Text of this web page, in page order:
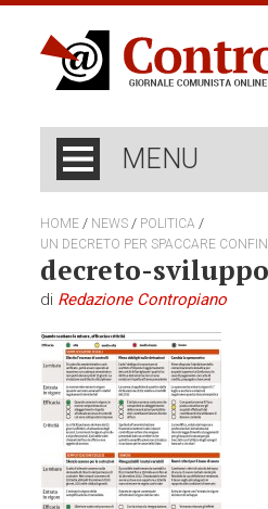
MENU
HOME / NEWS / POLITICA /
UN DECRETO PER SPACCARE
decreto-
di Redazione Contropiano